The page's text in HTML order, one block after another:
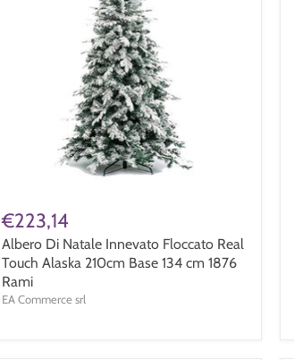
€223,14
Albero Di Natale Innevato Floccato Real
Touch Alaska 210cm Base 134 cm 1876
Rami
EA Commerce srl